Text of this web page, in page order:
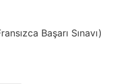
Başarı Sınavı)